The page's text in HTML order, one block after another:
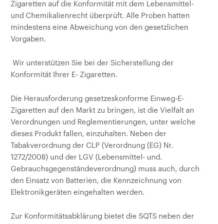
Zigaretten auf die Konformität mit dem Lebensmittel-
und Chemikalienrecht überprüft. Alle Proben hatten
mindestens eine Abweichung von den gesetzlichen
Vorgaben.
Wir unterstützen Sie bei der Sicherstellung der
Konformität Ihrer E- Zigaretten.
Die Herausforderung gesetzeskonforme Einweg-E-
Zigaretten auf den Markt zu bringen, ist die Vielfalt an
Verordnungen und Reglementierungen, unter welche
dieses Produkt fallen, einzuhalten. Neben der
Tabakverordnung der CLP (Verordnung (EG) Nr.
1272/2008) und der LGV (Lebensmittel- und.
Gebrauchsgegenständeverordnung) muss auch, durch
den Einsatz von Batterien, die Kennzeichnung von
Elektronikgeräten eingehalten werden.
Zur Konformitätsabklärung bietet die SQTS neben der